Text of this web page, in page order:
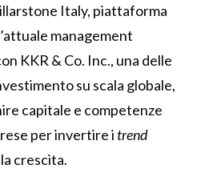
Italy, piattaforma
management
KKR & Co. Inc., una delle
su scala globale,
capitale e competenze
per invertire i trend
crescita.